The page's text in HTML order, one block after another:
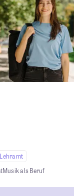
Lehramt
Musik als Beruf